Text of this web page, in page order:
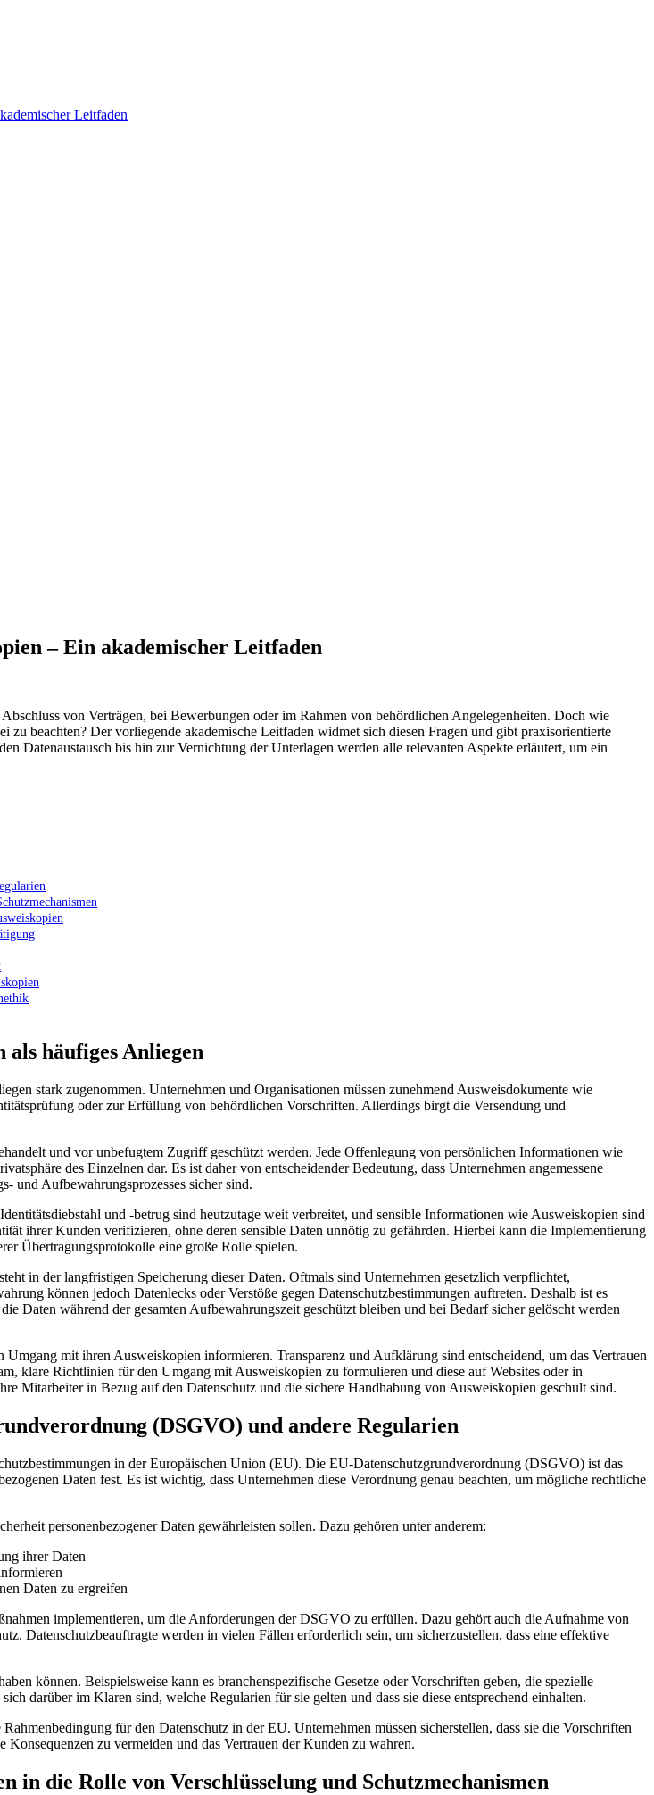
Leitfaden
– Ein akademischer Leitfaden
von Verträgen, bei Bewerbungen oder im Rahmen von behördlichen Angelegenheiten. Doch wie
beachten? Der vorliegende akademische Leitfaden widmet sich diesen Fragen und gibt praxisorientierte
Datenaustausch bis hin zur Vernichtung der Unterlagen werden alle relevanten Aspekte erläutert, um ein
häufiges Anliegen
stark zugenommen. Unternehmen und Organisationen müssen zunehmend Ausweisdokumente wie
oder zur Erfüllung von behördlichen Vorschriften. Allerdings birgt die Versendung und
und vor unbefugtem Zugriff geschützt werden. Jede Offenlegung von persönlichen Informationen wie
des Einzelnen dar. Es ist daher von entscheidender Bedeutung, dass Unternehmen angemessene
und Aufbewahrungsprozesses sicher sind.
und -betrug sind heutzutage weit verbreitet, und sensible Informationen wie Ausweiskopien sind
ihrer Kunden verifizieren, ohne deren sensible Daten unnötig zu gefährden. Hierbei kann die Implementierung
Übertragungsprotokolle eine große Rolle spielen.
in der langfristigen Speicherung dieser Daten. Oftmals sind Unternehmen gesetzlich verpflichtet,
können jedoch Datenlecks oder Verstöße gegen Datenschutzbestimmungen auftreten. Deshalb ist es
Daten während der gesamten Aufbewahrungszeit geschützt bleiben und bei Bedarf sicher gelöscht werden
mit ihren Ausweiskopien informieren. Transparenz und Aufklärung sind entscheidend, um das Vertrauen
klare Richtlinien für den Umgang mit Ausweiskopien zu formulieren und diese auf Websites oder in
Mitarbeiter in Bezug auf den Datenschutz und die sichere Handhabung von Ausweiskopien geschult sind.
(DSGVO) und andere Regularien
in der Europäischen Union (EU). Die EU-Datenschutzgrundverordnung (DSGVO) ist das
Daten fest. Es ist wichtig, dass Unternehmen diese Verordnung genau beachten, um mögliche rechtliche
personenbezogener Daten gewährleisten sollen. Dazu gehören unter anderem:
ihrer Daten
Daten zu ergreifen
implementieren, um die Anforderungen der DSGVO zu erfüllen. Dazu gehört auch die Aufnahme von
Datenschutzbeauftragte werden in vielen Fällen erforderlich sein, um sicherzustellen, dass eine effektive
können. Beispielsweise kann es branchenspezifische Gesetze oder Vorschriften geben, die spezielle
darüber im Klaren sind, welche Regularien für sie gelten und dass sie diese entsprechend einhalten.
für den Datenschutz in der EU. Unternehmen müssen sicherstellen, dass sie die Vorschriften
zu vermeiden und das Vertrauen der Kunden zu wahren.
die Rolle von Verschlüsselung und Schutzmechanismen